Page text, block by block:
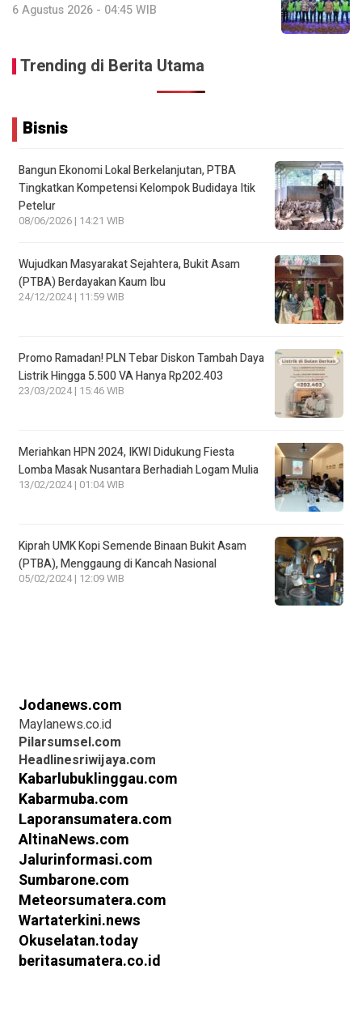
6 Agustus 2026 - 04:45 WIB
Trending di Berita Utama
Bisnis
Bangun Ekonomi Lokal Berkelanjutan, PTBA
Tingkatkan Kompetensi Kelompok Budidaya Itik
Petelur
08/06/2026 | 14:21 WIB
Wujudkan Masyarakat Sejahtera, Bukit Asam
(PTBA) Berdayakan Kaum Ibu
24/12/2024 | 11:59 WIB
Promo Ramadan! PLN Tebar Diskon Tambah Daya
Listrik Hingga 5.500 VA Hanya Rp202.403
23/03/2024 | 15:46 WIB
Meriahkan HPN 2024, IKWI Didukung Fiesta
Lomba Masak Nusantara Berhadiah Logam Mulia
13/02/2024 | 01:04 WIB
Kiprah UMK Kopi Semende Binaan Bukit Asam
(PTBA), Menggaung di Kancah Nasional
05/02/2024 | 12:09 WIB
Jodanews.com
Maylanews.co.id
Pilarsumsel.com
Headlinesriwijaya.com
Kabarlubuklinggau.com
Kabarmuba.com
Laporansumatera.com
AltinaNews.com
Jalurinformasi.com
Sumbarone.com
Meteorsumatera.com
Wartaterkini.news
Okuselatan.today
beritasumatera.co.id